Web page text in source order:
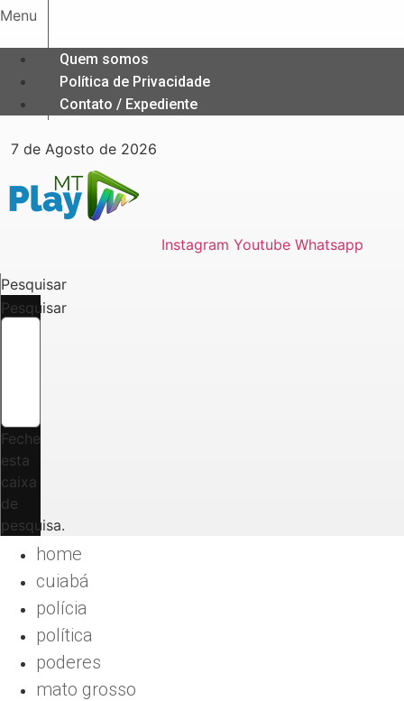
Ir
o
conteúdo
Menu
Quem somos
Política de Privacidade
Contato / Expediente
7 de Agosto de 2026
Instagram Youtube Whatsapp
Pesquisar
Pesquisar
Feche
esta
caixa
de
pesquisa.
home
cuiabá
polícia
política
poderes
mato grosso